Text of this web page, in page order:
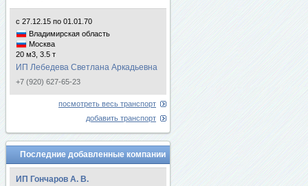
с 27.12.15 по 01.01.70
Владимирская область
Москва
20 м3, 3.5 т
ИП Лебедева Светлана Аркадьевна
+7 (920) 627-65-23
посмотреть весь транспорт
добавить транспорт
Последние добавленные компании
ИП Гончаров А. В.